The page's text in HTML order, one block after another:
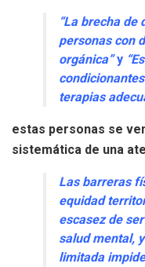
“La brecha de
personas con
orgánica”y
terapias
estas personas se
sistemática de una
Las barreras
equidad
escasez de
salud mental,
limitada